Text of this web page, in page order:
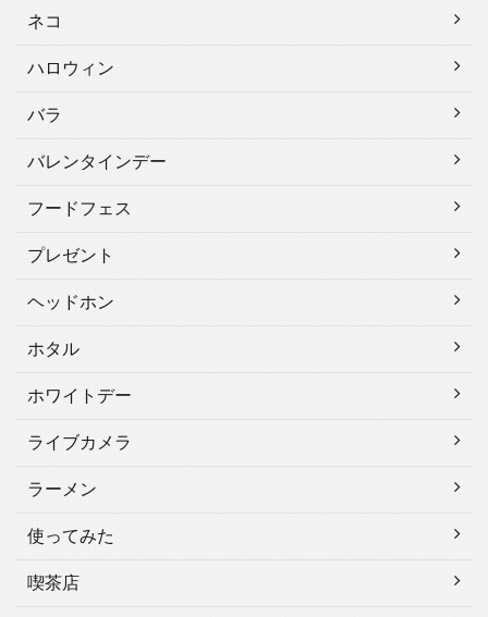
ネコ
ハロウィン
バラ
バレンタインデー
フードフェス
プレゼント
ヘッドホン
ホタル
ホワイトデー
ライブカメラ
ラーメン
使ってみた
喫茶店